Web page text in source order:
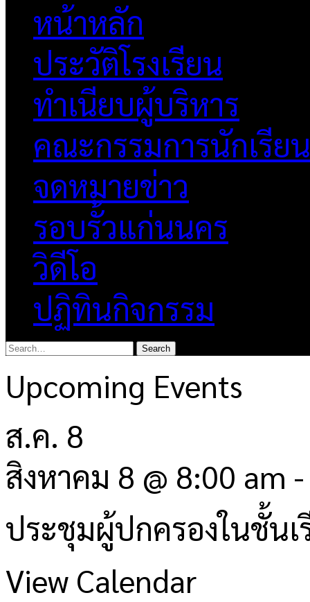
หน้าหลัก
ประวัติโรงเรียน
ทำเนียบผู้บริหาร
คณะกรรมการนักเรียน
จดหมายข่าว
รอบรั้วแก่นนคร
วิดีโอ
ปฏิทินกิจกรรม
Upcoming Events
ส.ค. 8
สิงหาคม 8 @ 8:00 am
ประชุมผู้ปกครองในชั้น
View Calendar